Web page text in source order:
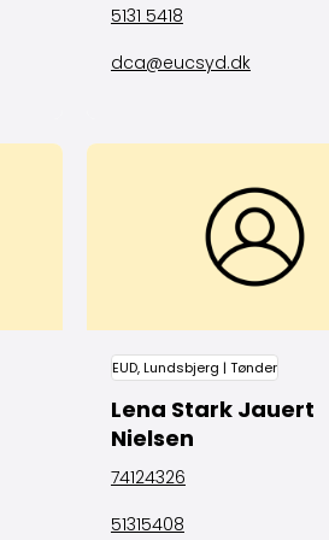
5131 5418
dca@eucsyd.dk
EUD, Lundsbjerg | Tønder
Lena Stark Jauert
Nielsen
74124326
51315408